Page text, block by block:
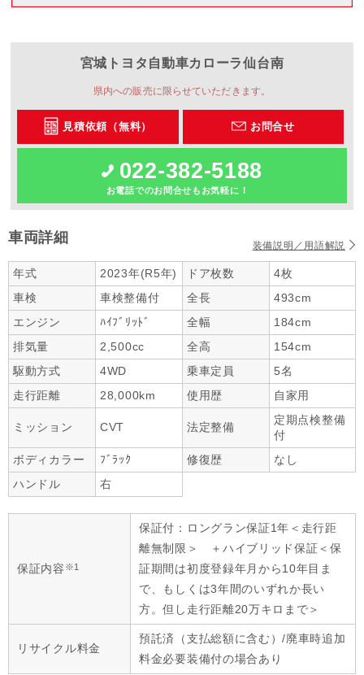
宮城トヨタ自動車カローラ仙台南
県内への販売に限らせていただきます。
見積依頼（無料） お問合せ
022-382-5188
お電話でのお問合せもお気軽に！
車両詳細 装備説明／用語解説
年式 2023年(R5年) ドア枚数
4枚
車検
車検整備付 全長
493cm
エンジン
ﾊｲﾌﾞﾘｯﾄﾞ 全幅
184cm
排気量
2,500cc 全高
154cm
駆動方式
4WD 乗車定員
5名
走行距離
28,000km 使用歴 自家用
ミッション CVT 法定整備
定期点検整備
付
ボディカラー
ﾌﾞﾗｯｸ 修復歴
なし
ハンドル
右
保証内容 ※1
保証付：ロングラン保証1年＜走行距
離無制限＞ ＋ハイブリッド保証＜保
証期間は初度登録年月から10年目ま
で、もしくは3年間のいずれか長い
方。但し走行距離20万キロまで＞
リサイクル料金
預託済（支払総額に含む）/廃車時追加
料金必要装備付の場合あり